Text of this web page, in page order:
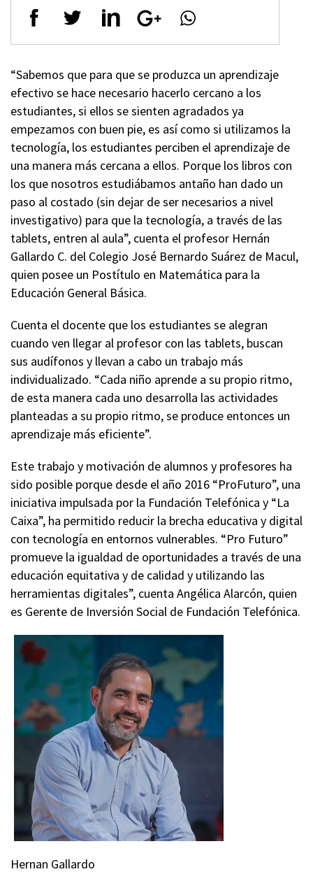
“Sabemos que para que se produzca un aprendizaje
efectivo se hace necesario hacerlo cercano a los
estudiantes, si ellos se sienten agradados ya
empezamos con buen pie, es así como si utilizamos la
tecnología, los estudiantes perciben el aprendizaje de
una manera más cercana a ellos. Porque los libros con
los que nosotros estudiábamos antaño han dado un
paso al costado (sin dejar de ser necesarios a nivel
investigativo) para que la tecnología, a través de las
tablets, entren al aula”, cuenta el profesor Hernán
Gallardo C. del Colegio José Bernardo Suárez de Macul,
quien posee un Postítulo en Matemática para la
Educación General Básica.
Cuenta el docente que los estudiantes se alegran
cuando ven llegar al profesor con las tablets, buscan
sus audífonos y llevan a cabo un trabajo más
individualizado. “Cada niño aprende a su propio ritmo,
de esta manera cada uno desarrolla las actividades
planteadas a su propio ritmo, se produce entonces un
aprendizaje más eficiente”.
Este trabajo y motivación de alumnos y profesores ha
sido posible porque desde el año 2016 “ProFuturo”, una
iniciativa impulsada por la Fundación Telefónica y “La
Caixa”, ha permitido reducir la brecha educativa y digital
con tecnología en entornos vulnerables. “Pro Futuro”
promueve la igualdad de oportunidades a través de una
educación equitativa y de calidad y utilizando las
herramientas digitales”, cuenta Angélica Alarcón, quien
es Gerente de Inversión Social de Fundación Telefónica.
Hernan Gallardo